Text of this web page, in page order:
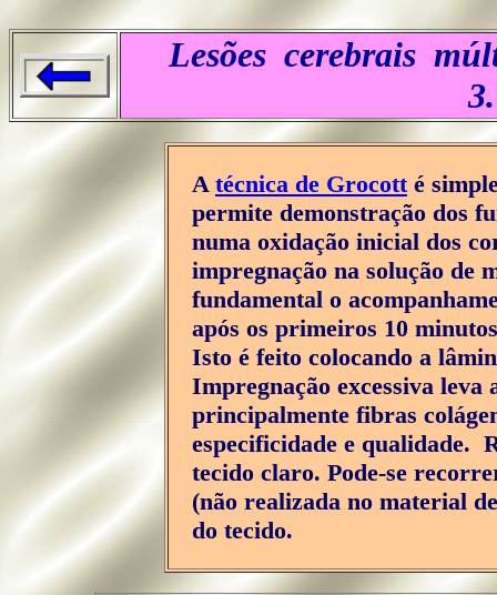
Lesões cerebrais
..
A técnica de Grocotté
permite demonstração dos
numa oxidação inicial dos
impregnação na solução de
fundamental o
após os primeiros 10
Isto é feito colocando a
Impregnação excessiva
principalmente fibras
especificidade e qualidade.
tecido claro. Pode-se
(não realizada no material
do tecido.
....